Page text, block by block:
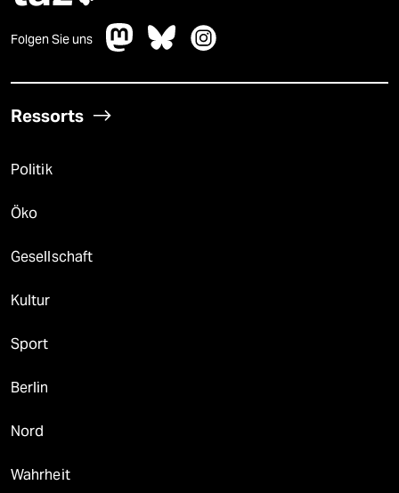
Folgen Sie uns
Ressorts
Politik
Öko
Gesellschaft
Kultur
Sport
Berlin
Nord
Wahrheit